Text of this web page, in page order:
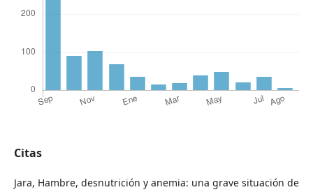
Citas
Jara, Hambre, desnutrición y anemia: una grave situación de